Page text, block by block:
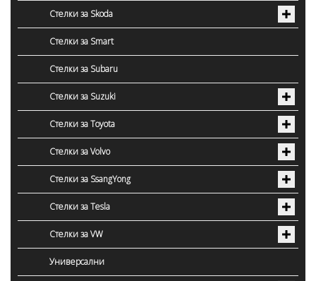
Стелки за Skoda
Стелки за Smart
Стелки за Subaru
Стелки за Suzuki
Стелки за Toyota
Стелки за Volvo
Стелки за SsangYong
Стелки за Tesla
Стелки за VW
Универсални